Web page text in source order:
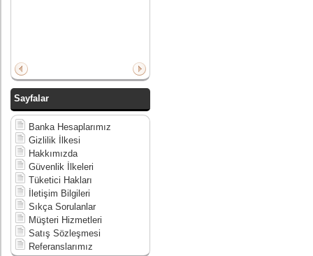
Sayfalar
Banka Hesaplarımız
Gizlilik İlkesi
Hakkımızda
Güvenlik İlkeleri
Tüketici Hakları
İletişim Bilgileri
Sıkça Sorulanlar
Müşteri Hizmetleri
Satış Sözleşmesi
Referanslarımız